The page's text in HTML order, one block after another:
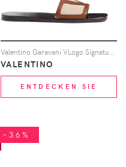
VALENTINO
ENTDECKEN SIE
-36%